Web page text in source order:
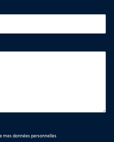
mes données personnelles